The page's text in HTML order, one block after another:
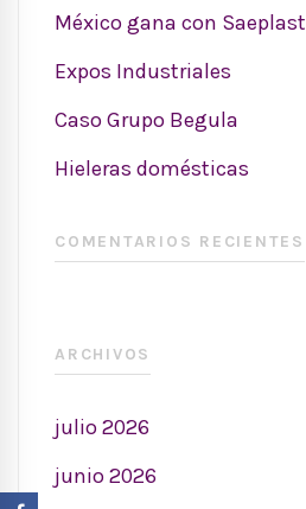
México gana con Saeplast
Expos Industriales
Caso Grupo Begula
Hieleras domésticas
COMENTARIOS RECIENTES
ARCHIVOS
julio 2026
junio 2026